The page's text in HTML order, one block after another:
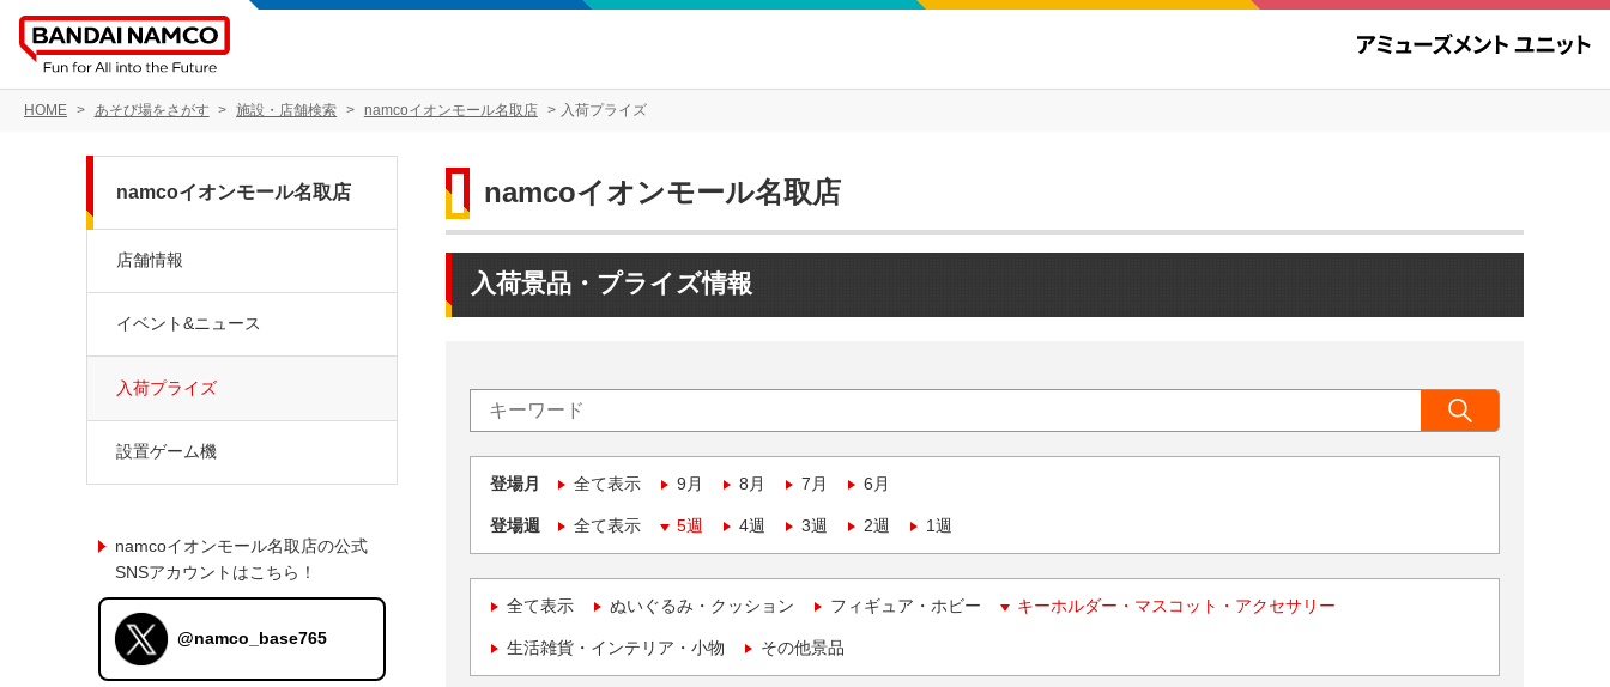
HOME あそび場をさがす 施設・店舗検索 namcoイオンモール名取店 入荷プライズ
namcoイオンモール名取店
入荷景品・プライズ情報
登場月 全て表示 9月 8月 7月 6月
登場週 全て表示 5週 4週 3週 2週 1週
全て表示 ぬいぐるみ・クッション フィギュア・ホビー キーホルダー・マスコット・アクセサリー
生活雑貨・インテリア・小物 その他景品
namcoイオンモール名取店
店舗情報
イベント&ニュース
入荷プライズ
設置ゲーム機
namcoイオンモール名取店の公式
SNSアカウントはこちら！
@namco_base765